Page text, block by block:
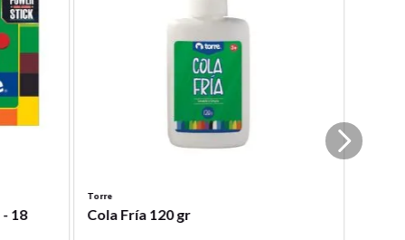
18
Torre
Cola Fría 120 gr